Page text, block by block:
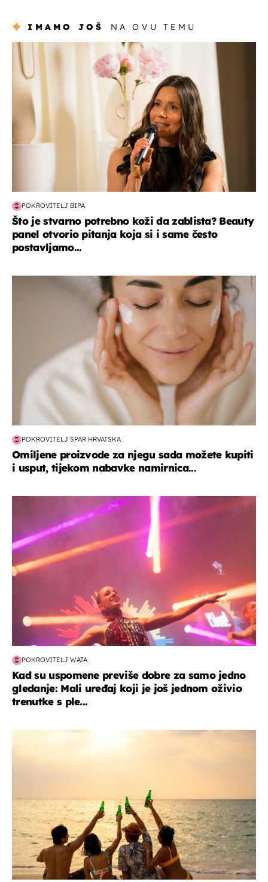
IMAMO JOŠ NA OVU TEMU
moda & ljepota
POKROVITELJ BIPA
Što je stvarno potrebno koži da zablista? Beauty
panel otvorio pitanja koja si i same često
postavljamo...
moda & ljepota
POKROVITELJ SPAR HRVATSKA
Omiljene proizvode za njegu sada možete kupiti
i usput, tijekom nabavke namirnica...
POKROVITELJ WATA
Kad su uspomene previše dobre za samo jedno
gledanje: Mali uređaj koji je još jednom oživio
trenutke s ple...